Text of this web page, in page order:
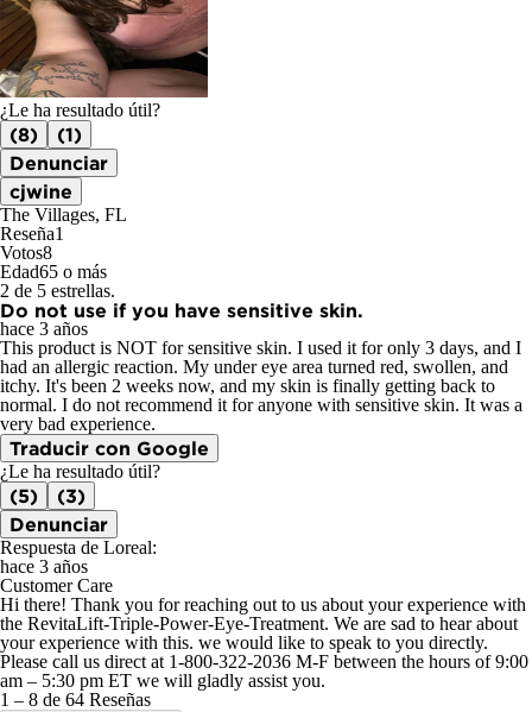
¿Le ha resultado útil?
(8)
(1)
Denunciar
cjwine
The Villages, FL
Reseña1
Votos8
Edad65 o más
2 de 5 estrellas.
Do not use if you have sensitive skin.
hace 3 años
This product is NOT for sensitive skin. I used it for only 3 days, and I
had an allergic reaction. My under eye area turned red, swollen, and
itchy. It's been 2 weeks now, and my skin is finally getting back to
normal. I do not recommend it for anyone with sensitive skin. It was a
very bad experience.
Traducir con Google
¿Le ha resultado útil?
(5)
(3)
Denunciar
Respuesta de Loreal:
hace 3 años
Customer Care
Hi there! Thank you for reaching out to us about your experience with
the RevitaLift-Triple-Power-Eye-Treatment. We are sad to hear about
your experience with this. we would like to speak to you directly.
Please call us direct at 1-800-322-2036 M-F between the hours of 9:00
am – 5:30 pm ET we will gladly assist you.
1 – 8 de 64 Reseñas